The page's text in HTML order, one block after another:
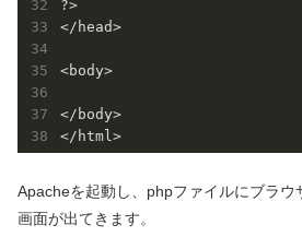
?>
</head>
<body>
</body>
Apacheを起動し、phpファイルにブラウ
画面が出てきます。